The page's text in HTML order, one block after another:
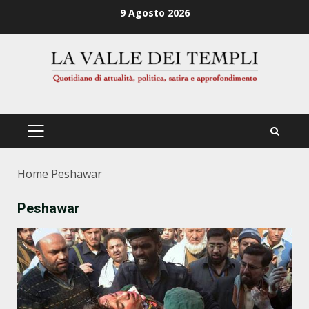
9 Agosto 2026
PRIMÄRES
Home Peshawar
Peshawar